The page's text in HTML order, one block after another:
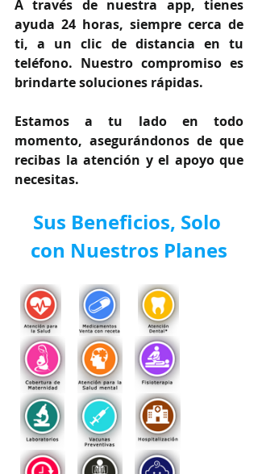
A través de nuestra app, tienes
ayuda 24 horas, siempre cerca de
ti, a un clic de distancia en tu
teléfono. Nuestro compromiso es
brindarte soluciones rápidas.
Estamos a tu lado en todo
momento, asegurándonos de que
recibas la atención y el apoyo que
necesitas.
Sus Beneficios, Solo
con Nuestros Planes